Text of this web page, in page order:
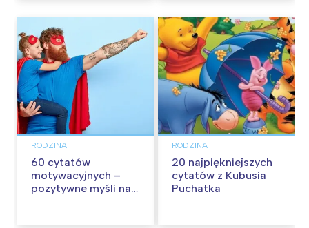
RODZINA
60 cytatów
motywacyjnych –
pozytywne myśli na
RODZINA
20 najpiękniejszych
cytatów z Kubusia
Puchatka